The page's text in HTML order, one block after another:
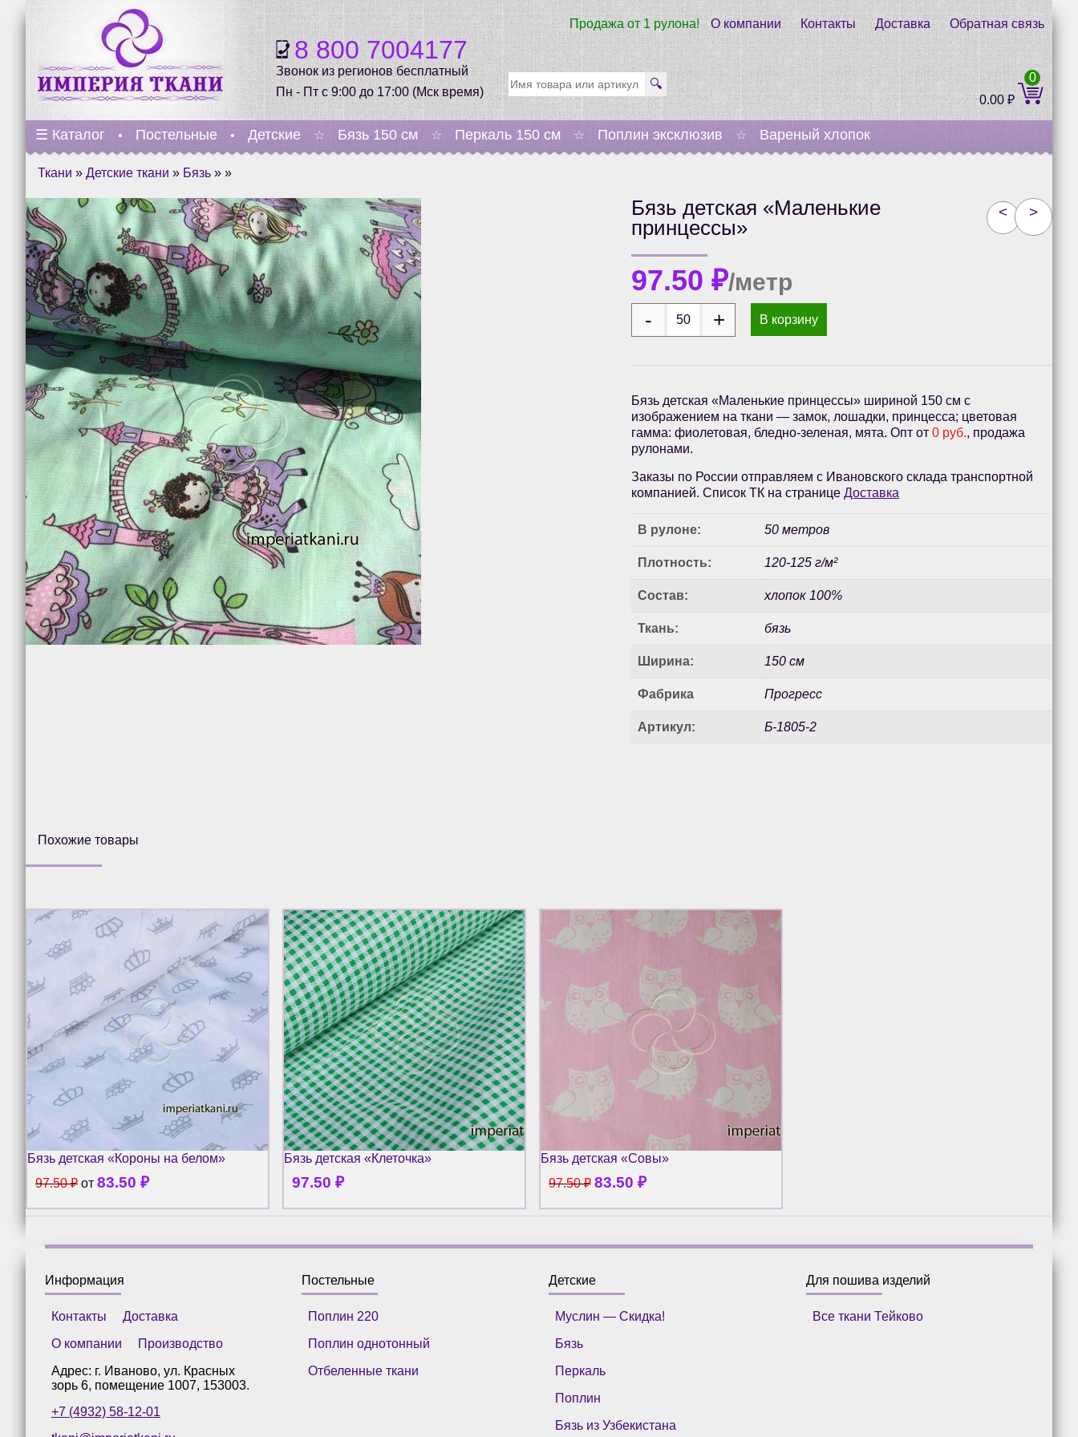
8 800 7004177
Звонок из регионов бесплатный
Пн - Пт с 9:00 до 17:00 (Мск время)
Продажа от 1 рулона! О компании Контакты Доставка Обратная связь
🔍
0.00₽
0
☰ Каталог • Постельные • Детские ☆ Бязь 150 см ☆ Перкаль 150 см ☆ Поплин эксклюзив ☆ Вареный хлопок
Ткани » Детские ткани » Бязь » »
< >
Бязь детская «Маленькие
принцессы»
97.50₽/метр
В корзину
Бязь детская «Маленькие принцессы» шириной 150 см с
изображением на ткани — замок, лошадки, принцесса; цветовая
гамма: фиолетовая, бледно-зеленая, мята. Опт от0 руб., продажа
рулонами.
Заказы по России отправляем с Ивановского склада транспортной
компанией. Список ТК на страницеДоставка
В рулоне: 50 метров
Плотность: 120-125 г/м²
Состав: хлопок 100%
Ткань: бязь
Ширина: 150 см
Фабрика Прогресс
Артикул: Б-1805-2
Похожие товары
Бязь детская «Короны на белом»
97.50₽ от 83.50 ₽
Бязь детская «Клеточка»
97.50 ₽
Бязь детская «Совы»
97.50₽ 83.50 ₽
Информация
Контакты
Доставка
О компании
Производство
Адрес: г. Иваново, ул. Красных
зорь 6, помещение 1007, 153003.
+7 (4932) 58-12-01
Постельные
Поплин 220
Поплин однотонный
Отбеленные ткани
Детские
Муслин — Скидка!
Бязь
Перкаль
Поплин
Бязь из Узбекистана
Для пошива изделий
Все ткани Тейково